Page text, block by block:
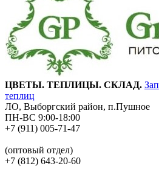
ЦВЕТЫ. ТЕПЛИЦЫ. СКЛАД.
теплиц
ЛО, Выборгский район, п.Пушное
ПН-ВС 9:00-18:00
+7 (911) 005-71-47
(оптовый отдел)
+7 (812) 643-20-60